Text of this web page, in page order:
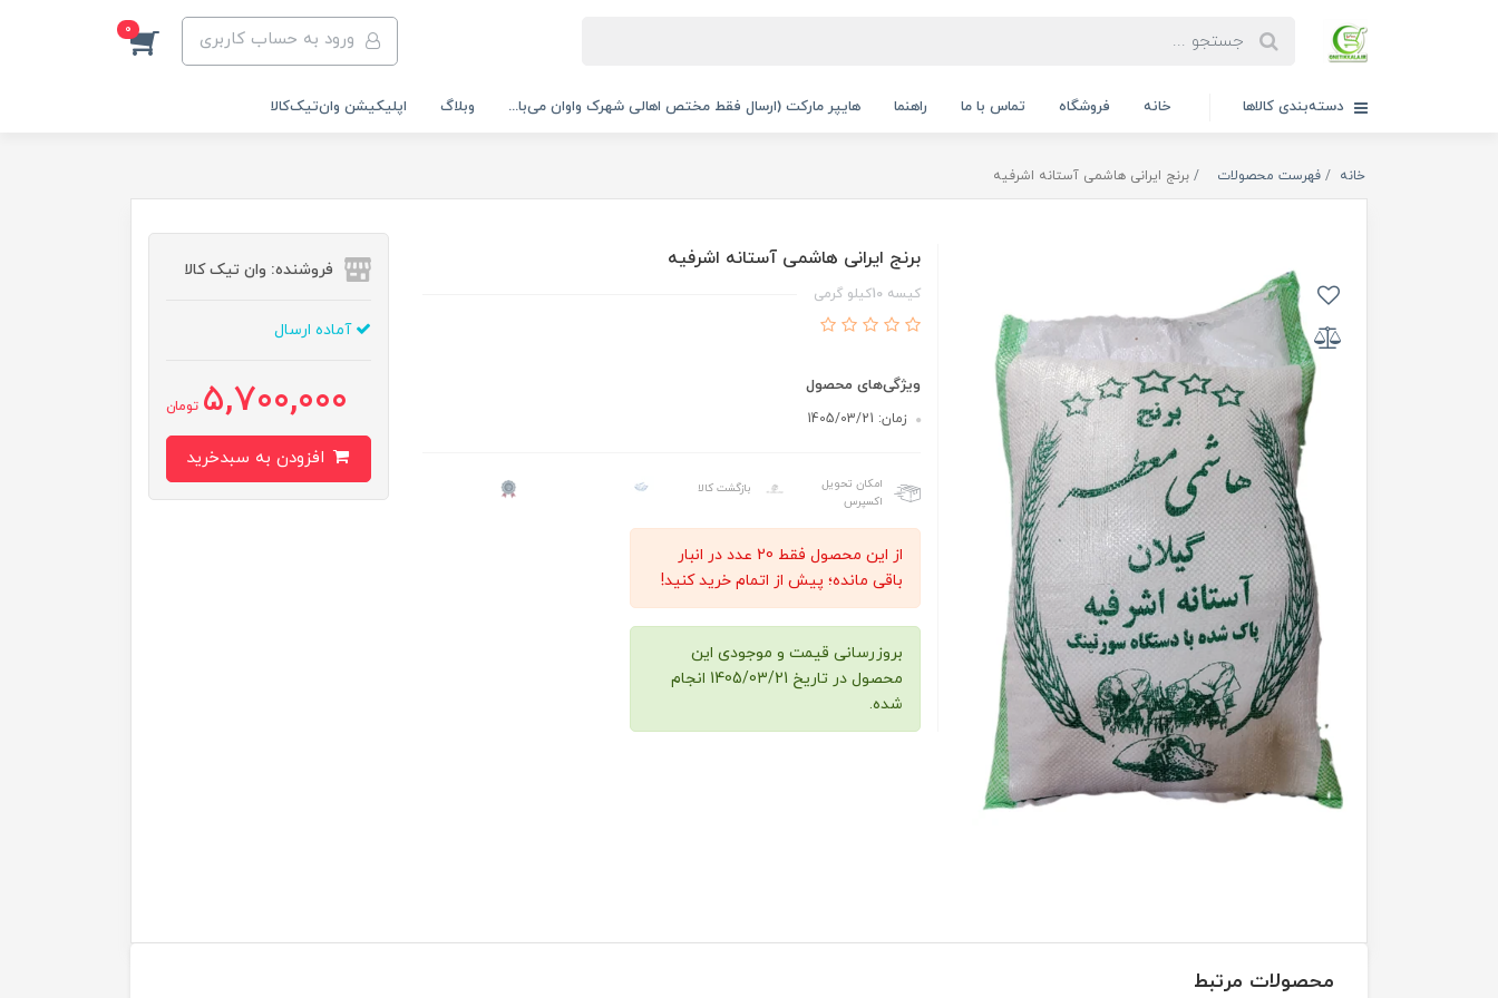
ورود به حساب کاربری 0
دسته‌بندی کالاها خانه فروشگاه تماس با ما راهنما هایپر مارکت (ارسال فقط مختص اهالی شهرک واوان می‌با... وبلاگ اپلیکیشن وان‌تیک‌کالا‌
خانه فهرست محصولات برنج ایرانی هاشمی آستانه اشرفیه
برنج ایرانی هاشمی آستانه اشرفیه
کیسه 10کیلو گرمی
ویژگی‌های محصول
زمان: 1405/03/21
امکان تحویل
اکسپرس
بازگشت کالا
از این محصول فقط 20 عدد در انبار
باقی مانده؛ پیش از اتمام خرید کنید!
بروزرسانی قیمت و موجودی این
محصول در تاریخ 1405/03/21 انجام
شده.
فروشنده: وان تیک کالا
آماده ارسال
5,700,000 تومان
محصولات مرتبط